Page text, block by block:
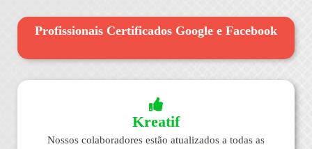
Profissionais Certificados Google e Facebook
Kreatif
Nossos colaboradores estão atualizados a todas as